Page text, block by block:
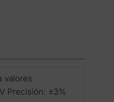
valores
Precisión: ±3%